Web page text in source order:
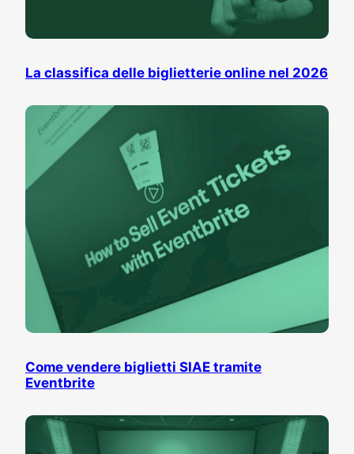
La classifica delle biglietterie online nel 2026
Come vendere biglietti SIAE tramite
Eventbrite